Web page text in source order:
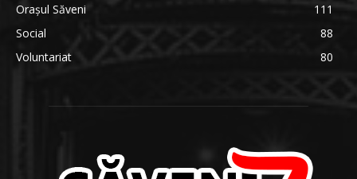
Orașul Săveni
111
Social
88
Voluntariat
80